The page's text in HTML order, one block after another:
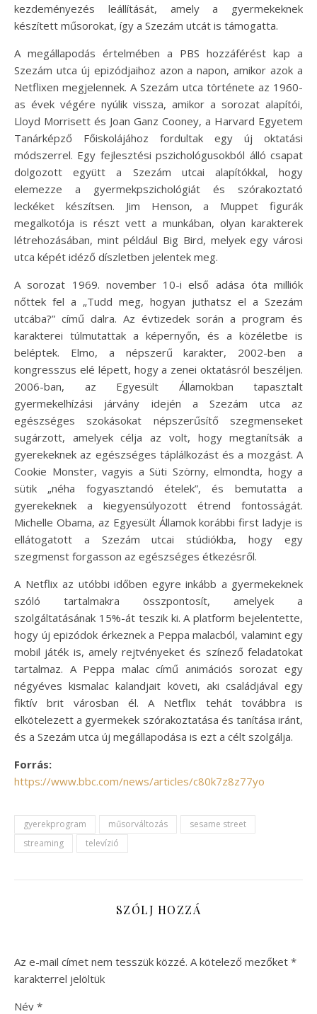
kezdeményezés leállítását, amely a gyermekeknek
készített műsorokat, így a Szezám utcát is támogatta.
A megállapodás értelmében a PBS hozzáférést kap a
Szezám utca új epizódjaihoz azon a napon, amikor azok a
Netflixen megjelennek. A Szezám utca története az 1960-
as évek végére nyúlik vissza, amikor a sorozat alapítói,
Lloyd Morrisett és Joan Ganz Cooney, a Harvard Egyetem
Tanárképző Főiskolájához fordultak egy új oktatási
módszerrel. Egy fejlesztési pszichológusokból álló csapat
dolgozott együtt a Szezám utcai alapítókkal, hogy
elemezze a gyermekpszichológiát és szórakoztató
leckéket készítsen. Jim Henson, a Muppet figurák
megalkotója is részt vett a munkában, olyan karakterek
létrehozásában, mint például Big Bird, melyek egy városi
utca képét idéző díszletben jelentek meg.
A sorozat 1969. november 10-i első adása óta milliók
nőttek fel a „Tudd meg, hogyan juthatsz el a Szezám
utcába?” című dalra. Az évtizedek során a program és
karakterei túlmutattak a képernyőn, és a közéletbe is
beléptek. Elmo, a népszerű karakter, 2002-ben a
kongresszus elé lépett, hogy a zenei oktatásról beszéljen.
2006-ban, az Egyesült Államokban tapasztalt
gyermekelhízási járvány idején a Szezám utca az
egészséges szokásokat népszerűsítő szegmenseket
sugárzott, amelyek célja az volt, hogy megtanítsák a
gyerekeknek az egészséges táplálkozást és a mozgást. A
Cookie Monster, vagyis a Süti Szörny, elmondta, hogy a
sütik „néha fogyasztandó ételek”, és bemutatta a
gyerekeknek a kiegyensúlyozott étrend fontosságát.
Michelle Obama, az Egyesült Államok korábbi first ladyje is
ellátogatott a Szezám utcai stúdiókba, hogy egy
szegmenst forgasson az egészséges étkezésről.
A Netflix az utóbbi időben egyre inkább a gyermekeknek
szóló tartalmakra összpontosít, amelyek a
szolgáltatásának 15%-át teszik ki. A platform bejelentette,
hogy új epizódok érkeznek a Peppa malacból, valamint egy
mobil játék is, amely rejtvényeket és színező feladatokat
tartalmaz. A Peppa malac című animációs sorozat egy
négyéves kismalac kalandjait követi, aki családjával egy
fiktív brit városban él. A Netflix tehát továbbra is
elkötelezett a gyermekek szórakoztatása és tanítása iránt,
és a Szezám utca új megállapodása is ezt a célt szolgálja.
Forrás:
https://www.bbc.com/news/articles/c80k7z8z77yo
gyerekprogram műsorváltozás
sesame street
streaming
televízió
SZÓLJ HOZZÁ
Az e-mail címet nem tesszük közzé. A kötelező mezőket *
karakterrel jelöltük
Név *